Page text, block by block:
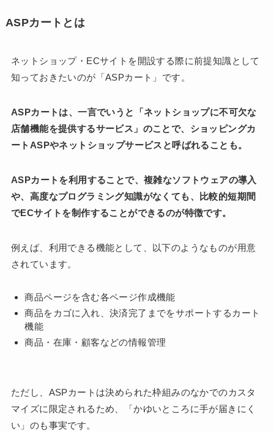
ASPカートとは
ネットショップ・ECサイトを開設する際に前提知識として
知っておきたいのが「ASPカート」です。
ASPカートは、一言でいうと「ネットショップに不可欠な
店舗機能を提供するサービス」のことで、ショッピングカ
ートASPやネットショップサービスと呼ばれることも。
ASPカートを利用することで、複雑なソフトウェアの導入
や、高度なプログラミング知識がなくても、比較的短期間
でECサイトを制作することができるのが特徴です。
例えば、利用できる機能として、以下のようなものが用意
されています。
商品ページを含む各ページ作成機能
商品をカゴに入れ、決済完了までをサポートするカート
機能
商品・在庫・顧客などの情報管理
ただし、ASPカートは決められた枠組みのなかでのカスタ
マイズに限定されるため、「かゆいところに手が届きにく
い」のも事実です。